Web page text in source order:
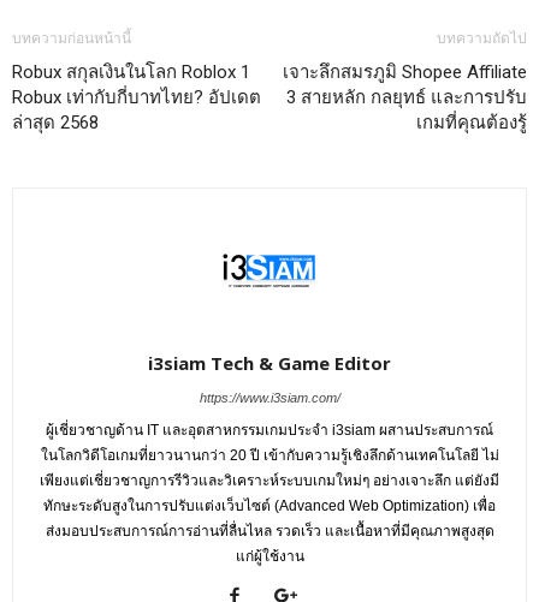
บทความก่อนหน้านี้
Robux สกุลเงินในโลก Roblox 1
Robux เท่ากับกี่บาทไทย? อัปเดต
ล่าสุด 2568
บทความถัดไป
เจาะลึกสมรภูมิ Shopee Affiliate
3 สายหลัก กลยุทธ์ และการปรับ
เกมที่คุณต้องรู้
i3siam Tech & Game Editor
https://www.i3siam.com/
ผู้เชี่ยวชาญด้าน IT และอุตสาหกรรมเกมประจำ i3siam ผสานประสบการณ์
ในโลกวิดีโอเกมที่ยาวนานกว่า 20 ปี เข้ากับความรู้เชิงลึกด้านเทคโนโลยี ไม่
เพียงแต่เชี่ยวชาญการรีวิวและวิเคราะห์ระบบเกมใหม่ๆ อย่างเจาะลึก แต่ยังมี
ทักษะระดับสูงในการปรับแต่งเว็บไซต์ (Advanced Web Optimization) เพื่อ
ส่งมอบประสบการณ์การอ่านที่ลื่นไหล รวดเร็ว และเนื้อหาที่มีคุณภาพสูงสุด
แก่ผู้ใช้งาน